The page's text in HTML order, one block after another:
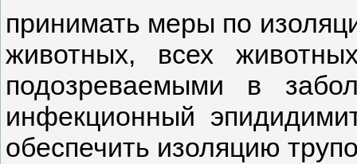
принимать меры по
животных, всех
подозреваемыми в
инфекционный
обеспечить изоляцию